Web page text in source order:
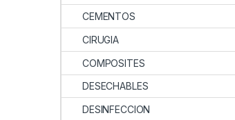
CEMENTOS
CIRUGIA
COMPOSITES
DESECHABLES
DESINFECCION